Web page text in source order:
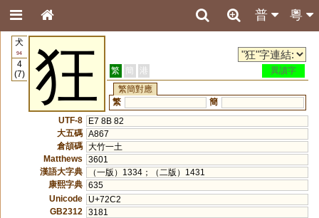
粵
普
犬
94
4
(7)
狂 繁 簡 港
異讀字
繁簡對應
繁
簡
UTF-8
E7 8B 82
大五碼 A867
倉頡碼 大竹一土
Matthews
3601
漢語大字典
（一版）1334；（二版）1431
康熙字典 635
Unicode
U+72C2
GB2312
3181